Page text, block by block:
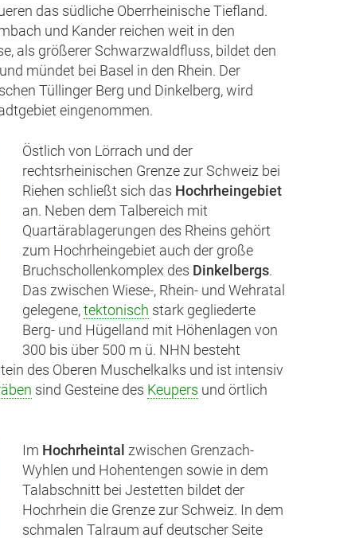
das südliche Oberrheinische Tiefland.
und Kander reichen weit in den
als größerer Schwarzwaldfluss, bildet den
mündet bei Basel in den Rhein. Der
Tüllinger Berg und Dinkelberg, wird
eingenommen.
Östlich von Lörrach und der
rechtsrheinischen Grenze zur Schweiz bei
Riehen schließt sich das Hochrheingebiet
an. Neben dem Talbereich mit
Quartärablagerungen des Rheins gehört
zum Hochrheingebiet auch der große
Bruchschollenkomplex des Dinkelbergs.
Das zwischen Wiese-, Rhein- und Wehratal
gelegene,tektonisch stark gegliederte
Berg- und Hügelland mit Höhenlagen von
300 bis über 500 m ü. NHN besteht
des Oberen Muschelkalks und ist intensiv
sind Gesteine des Keupers und örtlich
Im Hochrheintal zwischen Grenzach-
Wyhlen und Hohentengen sowie in dem
Talabschnitt bei Jestetten bildet der
Hochrhein die Grenze zur Schweiz. In dem
schmalen Talraum auf deutscher Seite